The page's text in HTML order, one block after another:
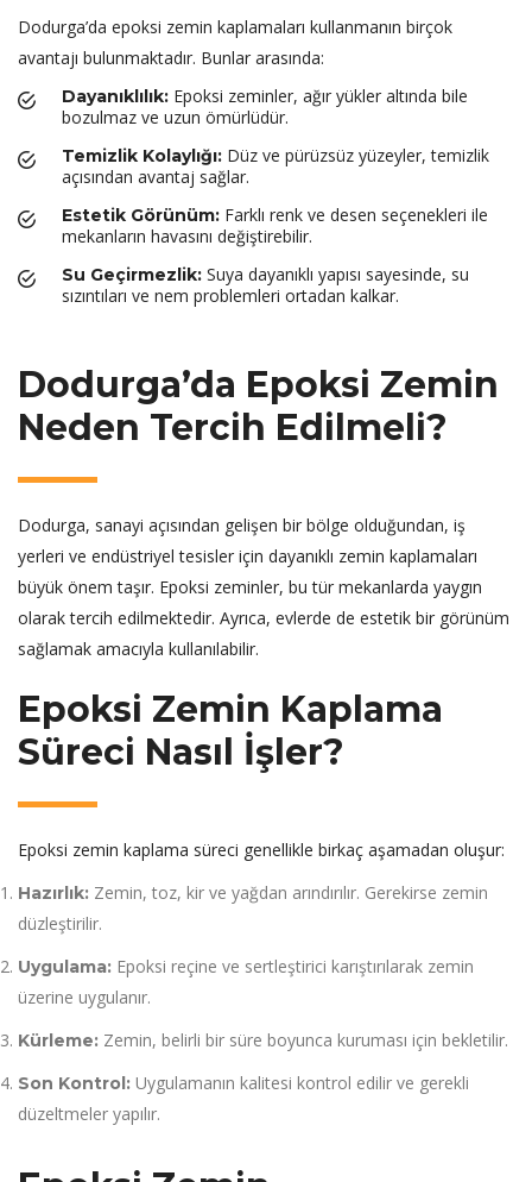
Dodurga’da epoksi zemin kaplamaları kullanmanın birçok
avantajı bulunmaktadır. Bunlar arasında:
Dayanıklılık: Epoksi zeminler, ağır yükler altında bile
bozulmaz ve uzun ömürlüdür.
Temizlik Kolaylığı: Düz ve pürüzsüz yüzeyler, temizlik
açısından avantaj sağlar.
Estetik Görünüm: Farklı renk ve desen seçenekleri ile
mekanların havasını değiştirebilir.
Su Geçirmezlik: Suya dayanıklı yapısı sayesinde, su
sızıntıları ve nem problemleri ortadan kalkar.
Dodurga’da Epoksi Zemin
Neden Tercih Edilmeli?
Dodurga, sanayi açısından gelişen bir bölge olduğundan, iş
yerleri ve endüstriyel tesisler için dayanıklı zemin kaplamaları
büyük önem taşır. Epoksi zeminler, bu tür mekanlarda yaygın
olarak tercih edilmektedir. Ayrıca, evlerde de estetik bir görünüm
sağlamak amacıyla kullanılabilir.
Epoksi Zemin Kaplama
Süreci Nasıl İşler?
Epoksi zemin kaplama süreci genellikle birkaç aşamadan oluşur:
Hazırlık: Zemin, toz, kir ve yağdan arındırılır. Gerekirse zemin
düzleştirilir.
Uygulama: Epoksi reçine ve sertleştirici karıştırılarak zemin
üzerine uygulanır.
Kürleme: Zemin, belirli bir süre boyunca kuruması için bekletilir.
Son Kontrol: Uygulamanın kalitesi kontrol edilir ve gerekli
düzeltmeler yapılır.